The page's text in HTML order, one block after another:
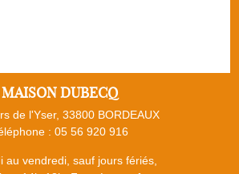
MAISON DUBECQ
de l'Yser, 33800 BORDEAUX
: 05 56 920 916
au vendredi, sauf jours fériés,